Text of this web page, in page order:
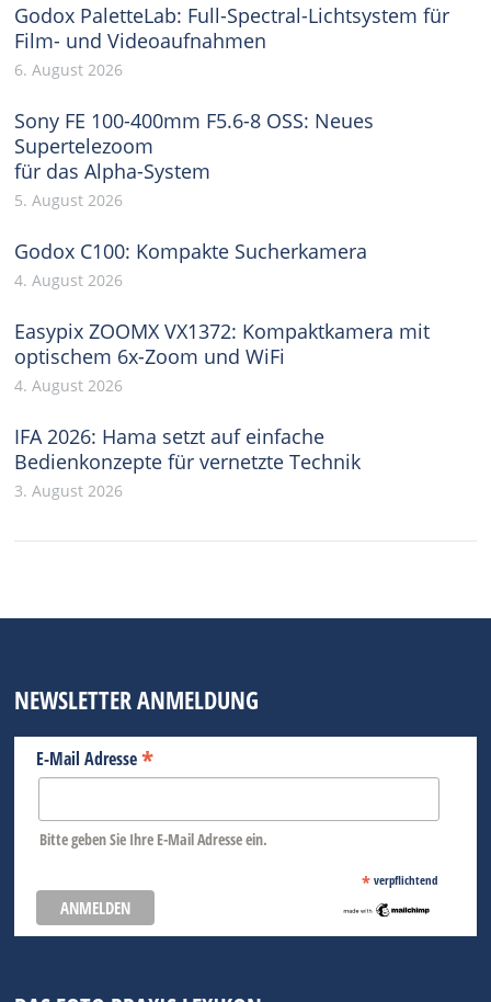
Godox PaletteLab: Full-Spectral-Lichtsystem für
Film- und Videoaufnahmen
6. August 2026
Sony FE 100-400mm F5.6-8 OSS: Neues
Supertelezoom
für das Alpha-System
5. August 2026
Godox C100: Kompakte Sucherkamera
4. August 2026
Easypix ZOOMX VX1372: Kompaktkamera mit
optischem 6x-Zoom und WiFi
4. August 2026
IFA 2026: Hama setzt auf einfache
Bedienkonzepte für vernetzte Technik
3. August 2026
NEWSLETTER ANMELDUNG
E-Mail Adresse*
Bitte geben Sie Ihre E-Mail Adresse ein.
* verpflichtend